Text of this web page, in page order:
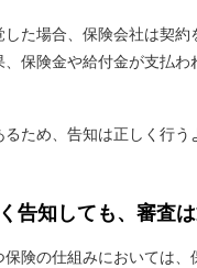
た場合、保険会社は契約
、保険金や給付金が支払わ
るため、告知は正しく行う
告知しても、審査
険の仕組みにおいては、